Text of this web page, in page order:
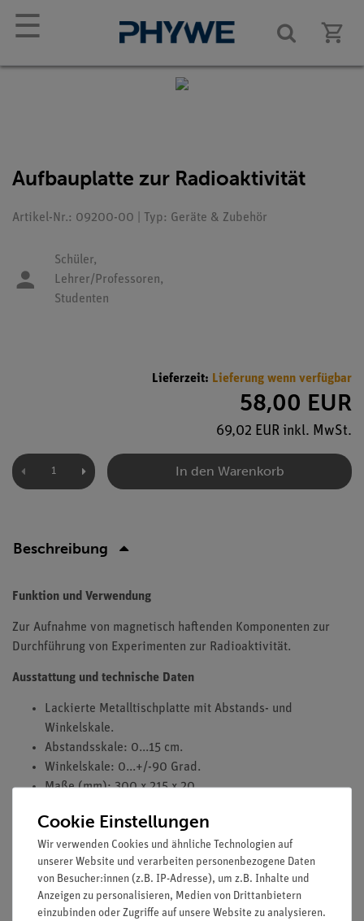
☰
Aufbauplatte zur Radioaktivität
Artikel-Nr.: 09200-00 | Typ: Geräte & Zubehör
Schüler,
Lehrer/Professoren,
Studenten
Lieferzeit: Lieferung wenn verfügbar
58,00 EUR
69,02 EUR inkl. MwSt.
In den Warenkorb
Beschreibung
Funktion und Verwendung
Zur Aufnahme von magnetisch haftenden Komponenten zur
Durchführung von Experimenten zur Radioaktivität.
Ausstattung und technische Daten
Lackierte Metalltischplatte mit Abstands- und
Winkelskale.
Abstandsskale: 0...15 cm.
Winkelskale: 0...+/-90 Grad.
Maße (mm): 300 x 215 x 20.
Zubehör
2 Aufbaufüße für senkrechte Plattenstellung (09200-
01).
Cookie Einstellungen
Wir verwenden Cookies und ähnliche Technologien auf
unserer Website und verarbeiten personenbezogene Daten
von Besucher:innen (z.B. IP-Adresse), um z.B. Inhalte und
Anzeigen zu personalisieren, Medien von Drittanbietern
einzubinden oder Zugriffe auf unsere Website zu analysieren.